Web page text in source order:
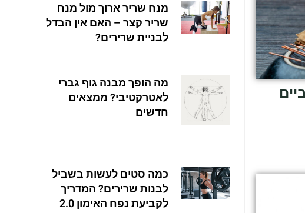
מנח שריר ארוך מול מנח
שריר קצר – האם אין הבדל
לבניית שרירים?
מה הופך מבנה גוף גברי
לאטרקטיבי? ממצאים
חדשים
כמה סטים לעשות בשביל
לבנות שרירים? המדריך
לקביעת נפח האימון 2.0